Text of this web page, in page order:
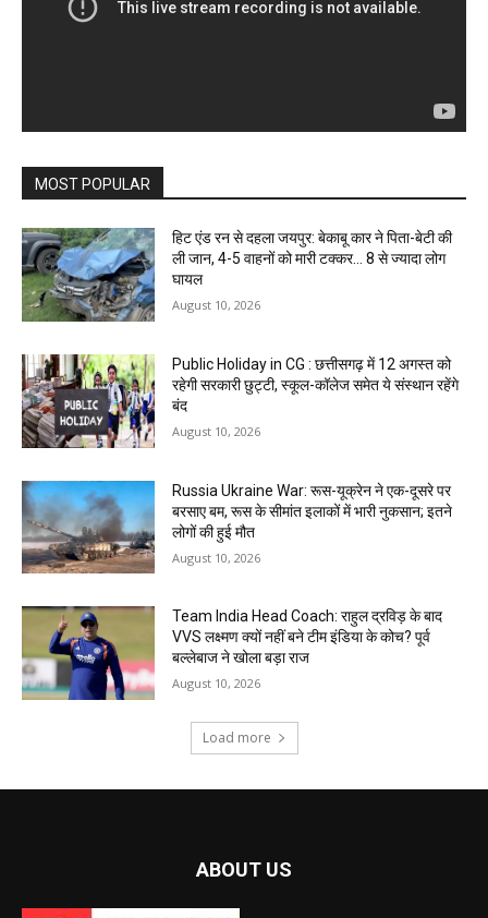
MOST POPULAR
हिट एंड रन से दहला जयपुर: बेकाबू कार ने पिता-बेटी की
ली जान, 4-5 वाहनों को मारी टक्कर… 8 से ज्यादा लोग
घायल
August 10, 2026
Public Holiday in CG : छत्तीसगढ़ में 12 अगस्त को
रहेगी सरकारी छुट्टी, स्कूल-कॉलेज समेत ये संस्थान रहेंगे
बंद
August 10, 2026
Russia Ukraine War: रूस-यूक्रेन ने एक-दूसरे पर
बरसाए बम, रूस के सीमांत इलाकों में भारी नुकसान; इतने
लोगों की हुई मौत
August 10, 2026
Team India Head Coach: राहुल द्रविड़ के बाद
VVS लक्ष्मण क्यों नहीं बने टीम इंडिया के कोच? पूर्व
बल्लेबाज ने खोला बड़ा राज
August 10, 2026
Load more
ABOUT US